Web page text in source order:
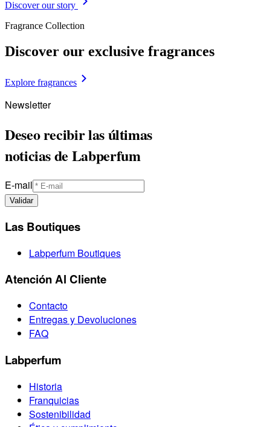
Discover our story
Fragrance Collection
Discover our exclusive fragrances
Explore fragrances
Newsletter
Deseo recibir las últimas
noticias de Labperfum
E-mail
Validar
Las Boutiques
Labperfum Boutiques
Atención Al Cliente
Contacto
Entregas y Devoluciones
FAQ
Labperfum
Historia
Franquicias
Sostenibilidad